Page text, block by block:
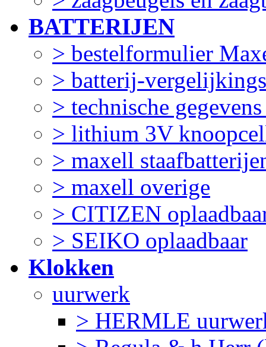
BATTERIJEN
> bestelformulier
> batterij-
> technische
> lithium 3V
> maxell
> maxell overige
> CITIZEN
> SEIKO oplaadbaar
Klokken
uurwerk
> HERMLE